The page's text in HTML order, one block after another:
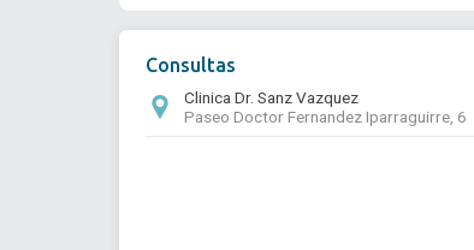
Consultas
Clinica Dr. Sanz Vazquez
Paseo Doctor Fernandez Iparraguirre, 6